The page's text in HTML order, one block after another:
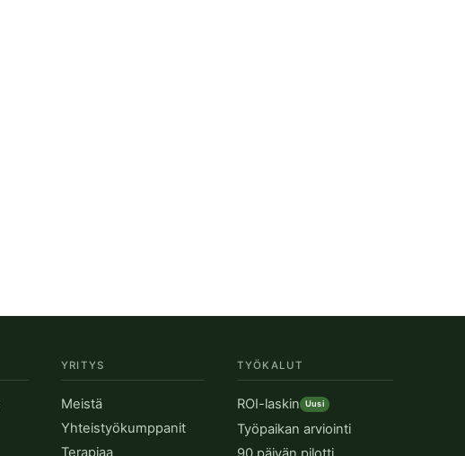
YRITYS
Meistä
Yhteistyökumppanit
Terapiaa
TYÖKALUT
ROI-laskin Uusi
Työpaikan arviointi